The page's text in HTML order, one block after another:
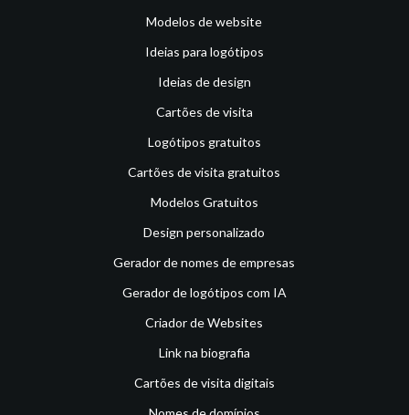
Modelos de website
Ideias para logótipos
Ideias de design
Cartões de visita
Logótipos gratuitos
Cartões de visita gratuitos
Modelos Gratuitos
Design personalizado
Gerador de nomes de empresas
Gerador de logótipos com IA
Criador de Websites
Link na biografia
Cartões de visita digitais